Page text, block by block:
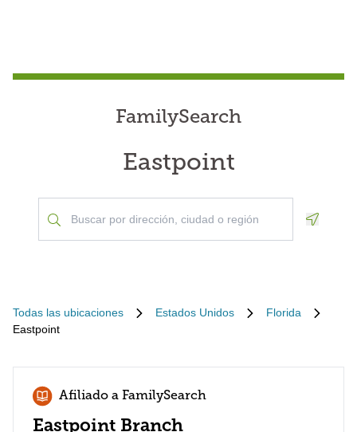
FamilySearch
Eastpoint
Todas las ubicaciones Estados Unidos
Florida
Eastpoint
Afiliado a FamilySearch
Eastpoint Branch